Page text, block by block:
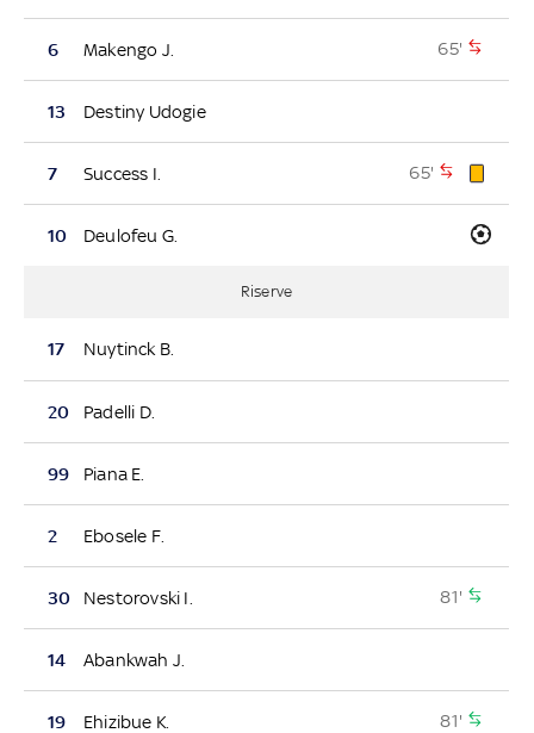
6 Makengo J. 65'
13 Destiny Udogie
7 Success I. 65'
10 Deulofeu G.
Riserve
17 Nuytinck B.
20 Padelli D.
99 Piana E.
2 Ebosele F.
30 Nestorovski I. 81'
14 Abankwah J.
19 Ehizibue K. 81'